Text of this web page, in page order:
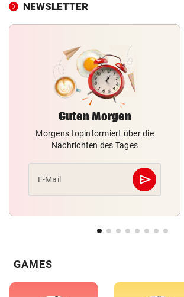
NEWSLETTER
Guten Morgen
Morgens topinformiert über die
Nachrichten des Tages
E-Mail send
Abschicken
GAMES